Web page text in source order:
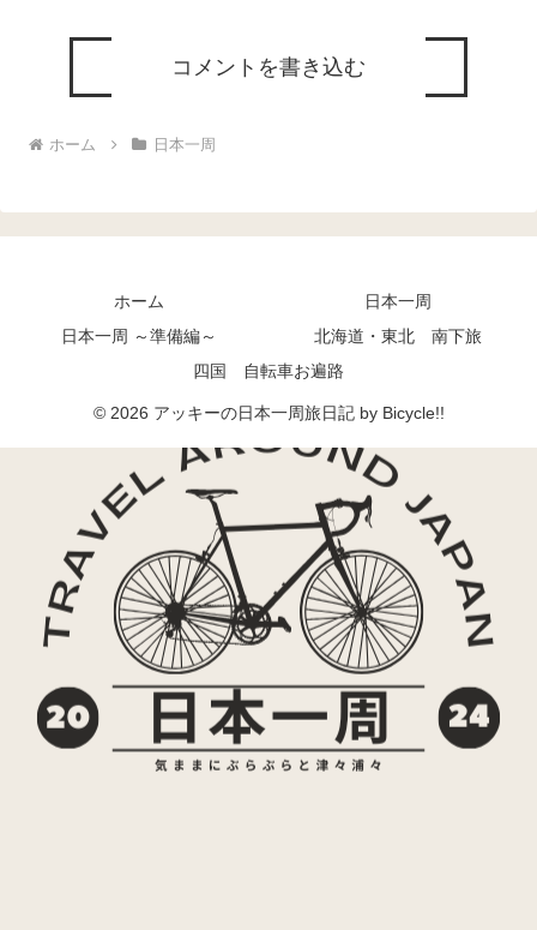
コメントを書き込む
ホーム 日本一周
ホーム
日本一周
日本一周 ～準備編～
北海道・東北 南下旅
四国 自転車お遍路
© 2026 アッキーの日本一周旅日記 by Bicycle!!